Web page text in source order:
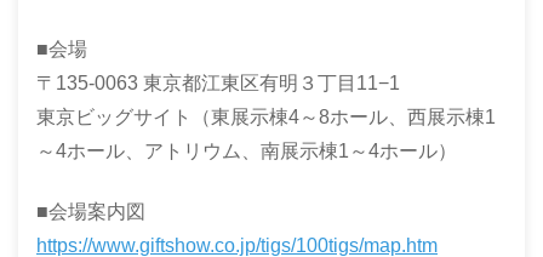
■会場
〒135-0063 東京都江東区有明３丁目11−1
東京ビッグサイト（東展示棟4～8ホール、西展示棟1
～4ホール、アトリウム、南展示棟1～4ホール）
■会場案内図
https://www.giftshow.co.jp/tigs/100tigs/map.htm